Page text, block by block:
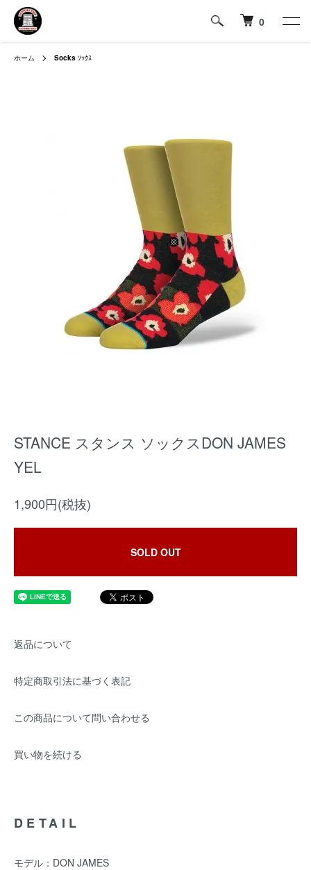
0
ホーム Socks ｿｯｸｽ
STANCE スタンス ソックスDON JAMES
YEL
1,900円(税抜)
SOLD OUT
返品について
特定商取引法に基づく表記
この商品について問い合わせる
買い物を続ける
DETAIL
モデル：DON JAMES